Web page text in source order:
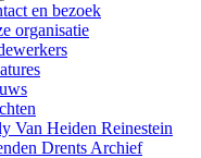
en bezoek
organisatie
Van Heiden Reinestein
Drents Archief